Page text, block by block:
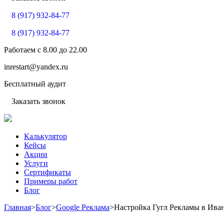
8 (917) 932-84-77
8 (917) 932-84-77
Работаем с 8.00 до 22.00
inrestart@yandex.ru
Бесплатный аудит
Заказать звонок
Калькулятор
Кейсы
Акции
Услуги
Сертификаты
Примеры работ
Блог
Главная>Блог>Google Реклама>Настройка Гугл Рекламы в